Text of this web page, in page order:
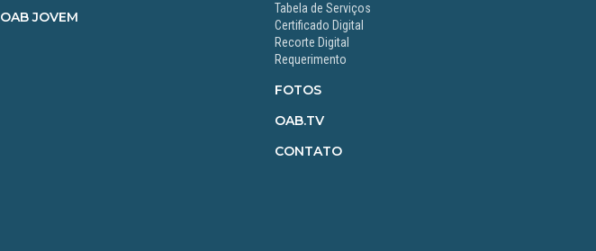
OAB JOVEM
Tabela de Serviços
Certificado Digital
Recorte Digital
Requerimento
FOTOS
OAB.TV
CONTATO